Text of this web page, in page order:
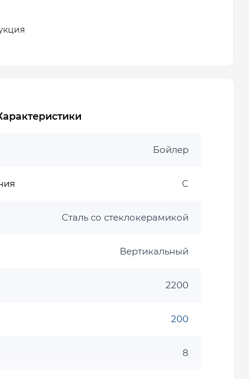
Бойлер
C
Сталь со стеклокерамикой
Вертикальный
2200
200
8